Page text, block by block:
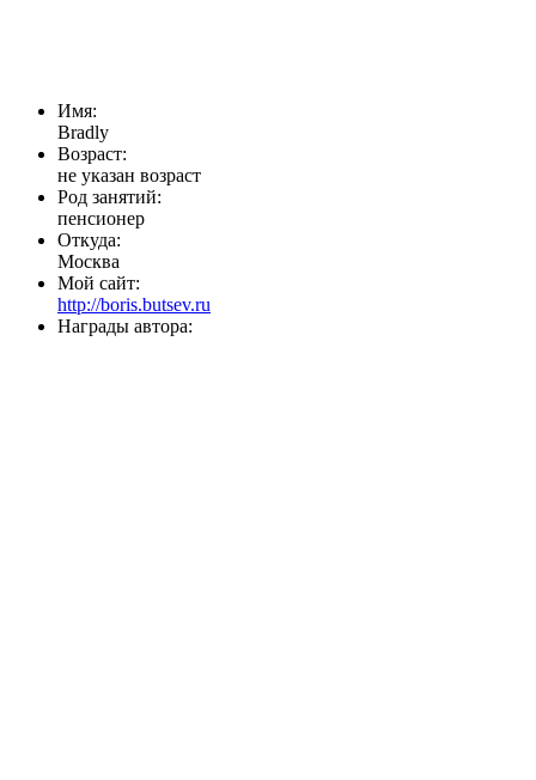
Имя:
Bradly
Возраст:
не указан возраст
Род занятий:
пенсионер
Откуда:
Москва
Мой сайт:
http://boris.butsev.ru
Награды автора: